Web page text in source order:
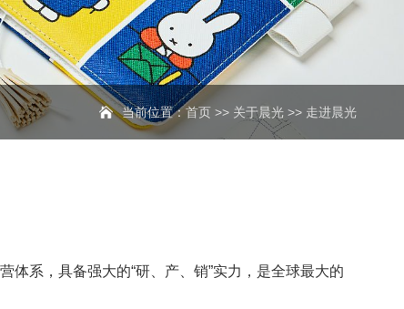
当前位置：首页 >> 关于晨光 >> 走进晨光
系，具备强大的“研、产、销”实力，是全球最大的